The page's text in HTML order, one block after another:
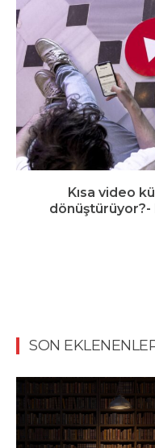
Kısa video
dönüştürüyor?-
SON